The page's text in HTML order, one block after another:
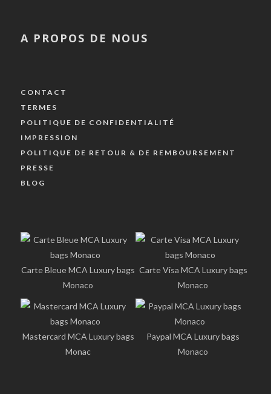
A PROPOS DE NOUS
CONTACT
TERMES
POLITIQUE DE CONFIDENTIALITÉ
IMPRESSION
POLITIQUE DE RETOUR & DE REMBOURSEMENT
PRESSE
BLOG
Carte Bleue MCA Luxury bags
Monaco
Carte Visa MCA Luxury bags
Monaco
Mastercard MCA Luxury bags
Monac
Paypal MCA Luxury bags
Monaco